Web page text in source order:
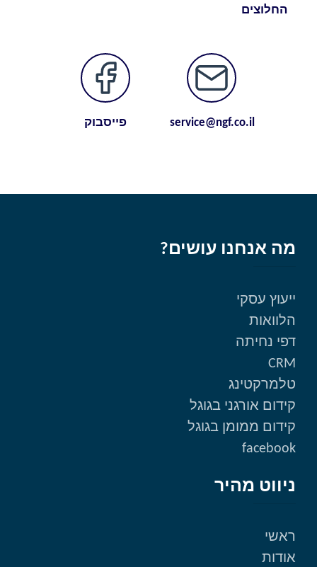
החלוצים
פייסבוק service@ngf.co.il
מה אנחנו עושים?
ייעוץ עסקי
הלוואות
דפי נחיתה
CRM
טלמרקטינג
קידום אורגני בגוגל
קידום ממומן בגוגל
facebook
ניווט מהיר
ראשי
אודות